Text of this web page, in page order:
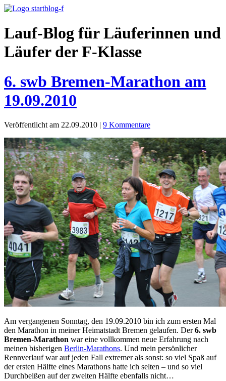
Lauf-Blog für Läuferinnen und
Läufer der F-Klasse
6. swb Bremen-Marathon am
19.09.2010
Veröffentlicht am 22.09.2010 | 9 Kommentare
Am vergangenen Sonntag, den 19.09.2010 bin ich zum ersten Mal
den Marathon in meiner Heimatstadt Bremen gelaufen. Der6. swb
Bremen-Marathon war eine vollkommen neue Erfahrung nach
meinen bisherigen Berlin-Marathons. Und mein persönlicher
Rennverlauf war auf jeden Fall extremer als sonst: so viel Spaß auf
der ersten Hälfte eines Marathons hatte ich selten – und so viel
Durchbeißen auf der zweiten Hälfte ebenfalls nicht…